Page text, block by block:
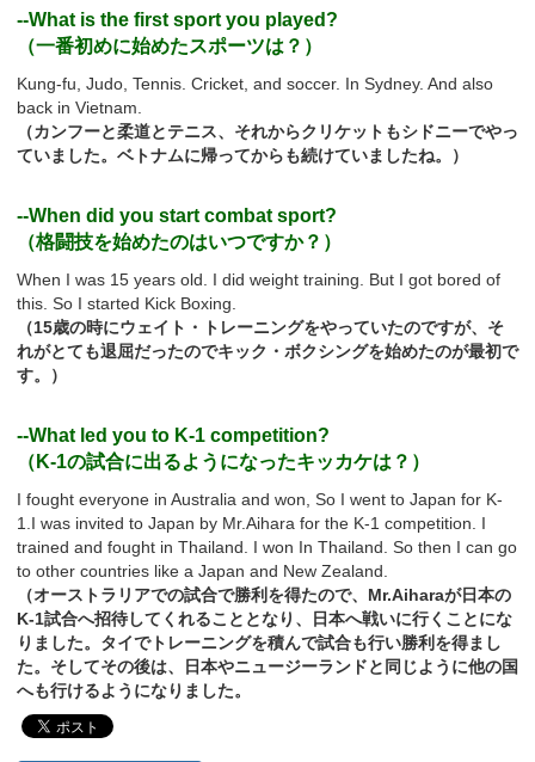
--What is the first sport you played?
（一番初めに始めたスポーツは？）
Kung-fu, Judo, Tennis. Cricket, and soccer. In Sydney. And also
back in Vietnam.
（カンフーと柔道とテニス、それからクリケットもシドニーでやっ
ていました。ベトナムに帰ってからも続けていましたね。）
--When did you start combat sport?
（格闘技を始めたのはいつですか？）
When I was 15 years old. I did weight training. But I got bored of
this. So I started Kick Boxing.
（15歳の時にウェイト・トレーニングをやっていたのですが、そ
れがとても退屈だったのでキック・ボクシングを始めたのが最初で
す。）
--What led you to K-1 competition?
（K-1の試合に出るようになったキッカケは？）
I fought everyone in Australia and won, So I went to Japan for K-
1.I was invited to Japan by Mr.Aihara for the K-1 competition. I
trained and fought in Thailand. I won In Thailand. So then I can go
to other countries like a Japan and New Zealand.
（オーストラリアでの試合で勝利を得たので、Mr.Aiharaが日本の
K-1試合へ招待してくれることとなり、日本へ戦いに行くことにな
りました。タイでトレーニングを積んで試合も行い勝利を得まし
た。そしてその後は、日本やニュージーランドと同じように他の国
へも行けるようになりました。